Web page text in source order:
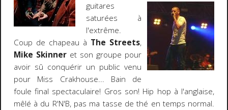
guitares
saturées à
l'extrême.
Coup de chapeau à The Streets,
Mike Skinneret son groupe pour
avoir sû conquérir un public venu
pour Miss Crakhouse... Bain de
foule final spectaculaire! Gros son! Hip hop à l'anglaise,
mêlé à du R'N'B, pas ma tasse de thé en temps normal.